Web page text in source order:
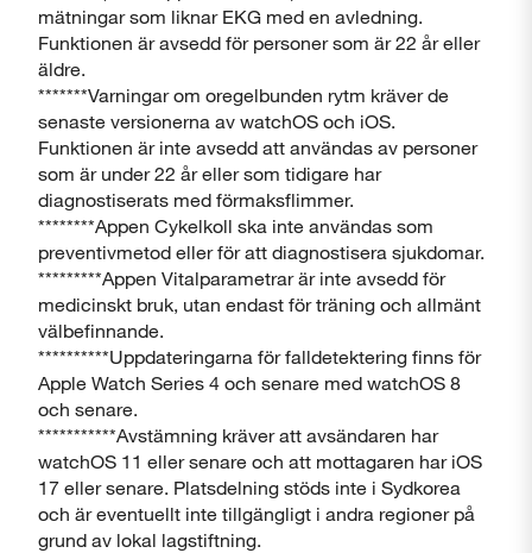
mätningar som liknar EKG med en avledning.
Funktionen är avsedd för personer som är 22 år eller
äldre.
*******Varningar om oregelbunden rytm kräver de
senaste versionerna av watchOS och iOS.
Funktionen är inte avsedd att användas av personer
som är under 22 år eller som tidigare har
diagnostiserats med förmaksflimmer.
********Appen Cykelkoll ska inte användas som
preventivmetod eller för att diagnostisera sjukdomar.
*********Appen Vitalparametrar är inte avsedd för
medicinskt bruk, utan endast för träning och allmänt
välbefinnande.
**********Uppdateringarna för falldetektering finns för
Apple Watch Series 4 och senare med watchOS 8
och senare.
***********Avstämning kräver att avsändaren har
watchOS 11 eller senare och att mottagaren har iOS
17 eller senare. Platsdelning stöds inte i Sydkorea
och är eventuellt inte tillgängligt i andra regioner på
grund av lokal lagstiftning.